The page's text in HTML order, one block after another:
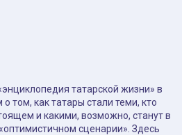
татарской жизни» в
том, как татары стали теми, кто
и какими, возможно, станут в
сценарии». Здесь